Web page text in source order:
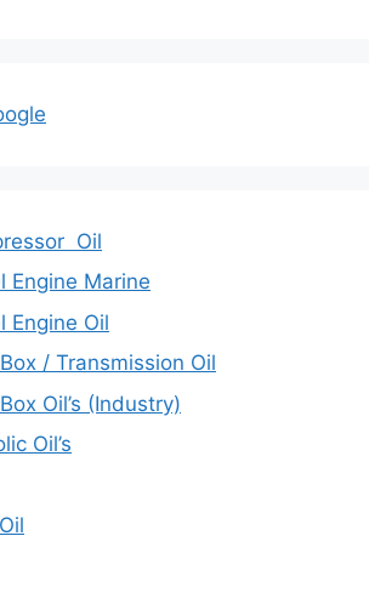
Oil
Engine Marine
Engine Oil
/ Transmission Oil
Oil’s (Industry)
Oil’s